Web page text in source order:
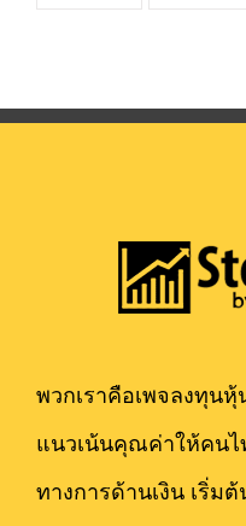
พวกเราคือเพจลงทุน
แนวเน้นคุณค่าให้คนไ
ทางการด้านเงิน เริ่ม